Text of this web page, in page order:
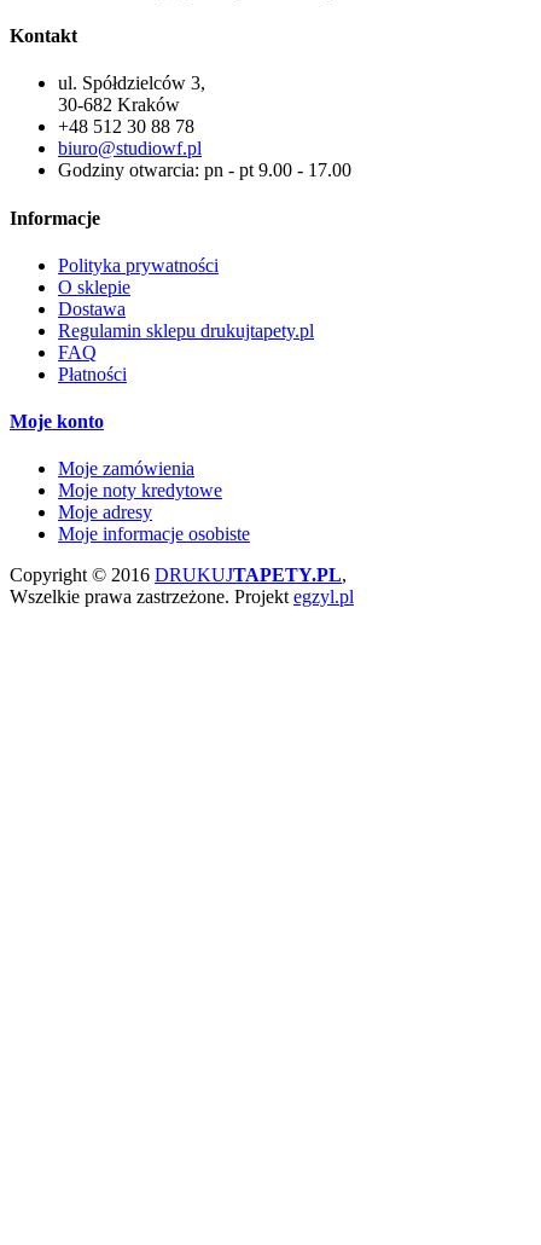
Kontakt
ul. Spółdzielców 3,
30-682 Kraków
+48 512 30 88 78
biuro@studiowf.pl
Godziny otwarcia: pn - pt 9.00 - 17.00
Informacje
Polityka prywatności
O sklepie
Dostawa
Regulamin sklepu drukujtapety.pl
FAQ
Płatności
Moje konto
Moje zamówienia
Moje noty kredytowe
Moje adresy
Moje informacje osobiste
Copyright © 2016 DRUKUJTAPETY.PL,
Wszelkie prawa zastrzeżone. Projekt egzyl.pl